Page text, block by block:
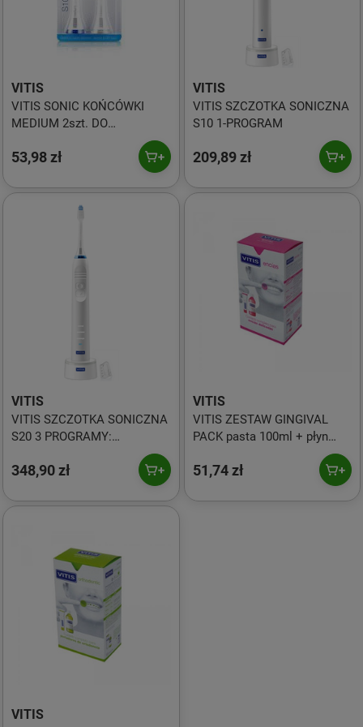
VITIS
VITIS SONIC KOŃCÓWKI
MEDIUM 2szt. DO
53,98 zł
VITIS
VITIS SZCZOTKA SONICZNA
S10 1-PROGRAM
209,89 zł
VITIS
VITIS SZCZOTKA SONICZNA
S20 3 PROGRAMY:
MASSAGES
348,90 zł
VITIS
VITIS ZESTAW GINGIVAL
PACK pasta 100ml + płyn
51,74 zł
VITIS